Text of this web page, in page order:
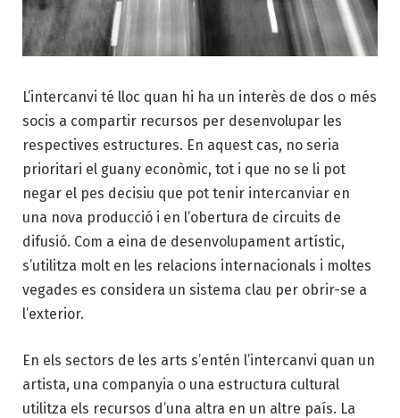
L’intercanvi té lloc quan hi ha un interès de dos o més
socis a compartir recursos per desenvolupar les
respectives estructures. En aquest cas, no seria
prioritari el guany econòmic, tot i que no se li pot
negar el pes decisiu que pot tenir intercanviar en
una nova producció i en l’obertura de circuits de
difusió. Com a eina de desenvolupament artístic,
s’utilitza molt en les relacions internacionals i moltes
vegades es considera un sistema clau per obrir-se a
l’exterior.
En els sectors de les arts s’entén l’intercanvi quan un
artista, una companyia o una estructura cultural
utilitza els recursos d’una altra en un altre país. La